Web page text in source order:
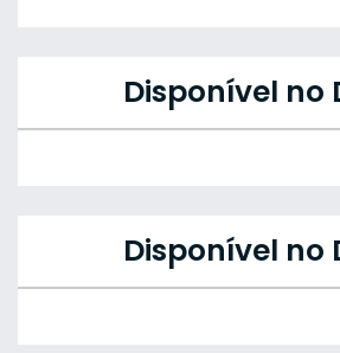
Disponível no
Disponível no